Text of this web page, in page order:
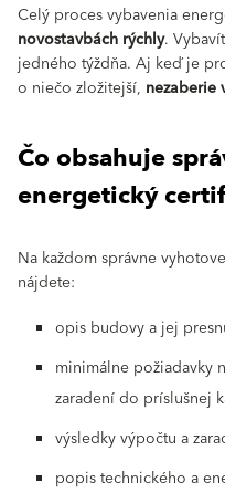
Celý proces vybavenia
novostavbách rýchly.
jedného týždňa. Aj keď je
o niečo zložitejší, nezaberie
Čo obsahuje
energetický
Na každom správne
nájdete:
opis budovy a jej
minimálne požiadavky
zaradení do príslušnej
výsledky výpočtu a
popis technického a